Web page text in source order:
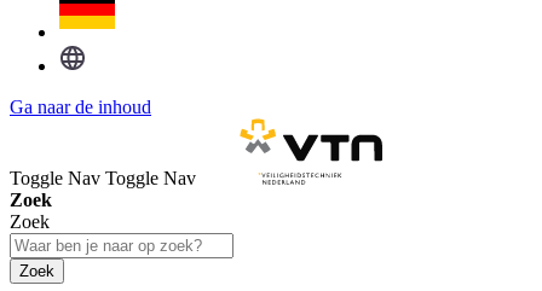
Ga naar de inhoud
Toggle Nav Toggle Nav
Zoek
Zoek
Zoek